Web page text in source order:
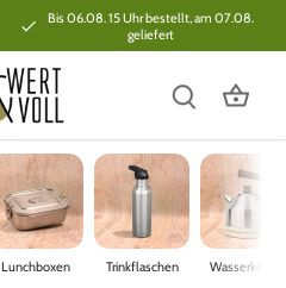
Bis 06.08. 15 Uhr bestellt, am 07.08.
geliefert
Lunchboxen Trinkflaschen Wasserkocher